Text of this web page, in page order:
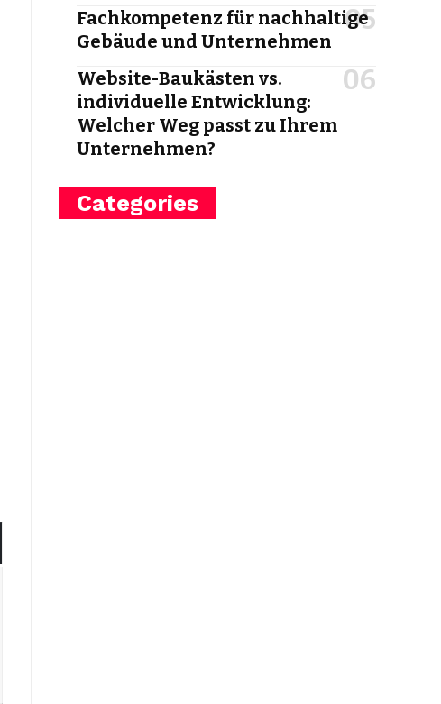
Fachkompetenz für nachhaltige
Gebäude und Unternehmen
Website-Baukästen vs.
individuelle Entwicklung:
Welcher Weg passt zu Ihrem
Unternehmen?
Categories